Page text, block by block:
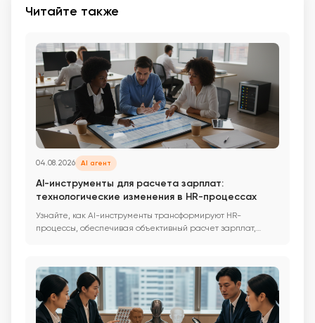
Читайте также
04.08.2026 AI агент
AI-инструменты для расчета зарплат:
технологические изменения в HR-процессах
Узнайте, как AI-инструменты трансформируют HR-
процессы, обеспечивая объективный расчет зарплат,